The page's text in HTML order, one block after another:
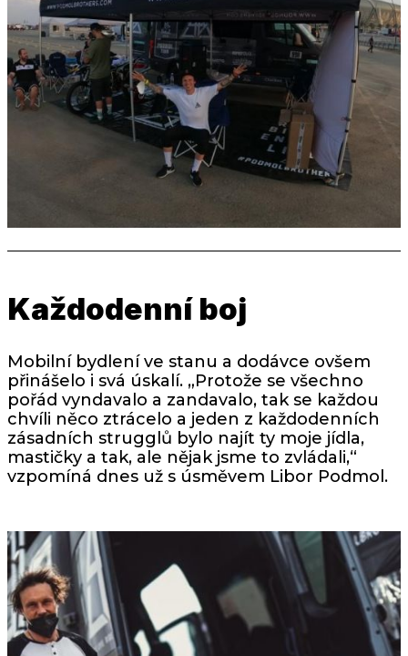
Každodenní boj
Mobilní bydlení ve stanu a dodávce ovšem
přinášelo i svá úskalí. „Protože se všechno
pořád vyndavalo a zandavalo, tak se každou
chvíli něco ztrácelo a jeden z každodenních
zásadních strugglů bylo najít ty moje jídla,
mastičky a tak, ale nějak jsme to zvládali,“
vzpomíná dnes už s úsměvem Libor Podmol.